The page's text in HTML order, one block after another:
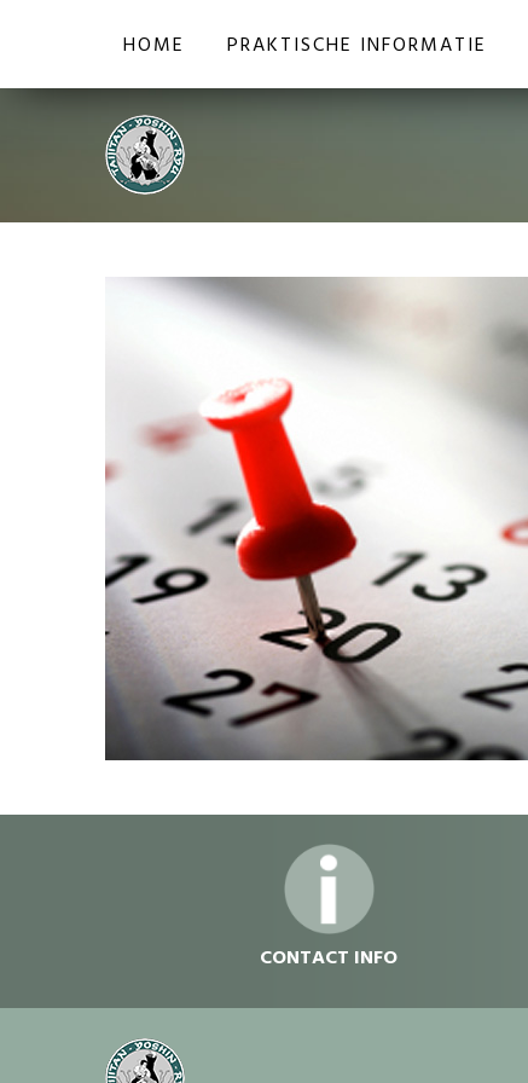
HOME PRAKTISCHE INFORMATIE
CONTACT INFO